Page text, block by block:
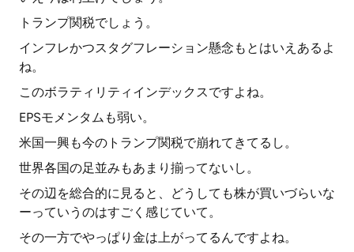
トランプ関税でしょう。
インフレかつスタグフレーション懸念もとはいえあるよ
ね。
このボラティリティインデックスですよね。
EPSモメンタムも弱い。
米国一興も今のトランプ関税で崩れてきてるし。
世界各国の足並みもあまり揃ってないし。
その辺を総合的に見ると、どうしても株が買いづらいな
ーっていうのはすごく感じていて。
その一方でやっぱり金は上がってるんですよね。